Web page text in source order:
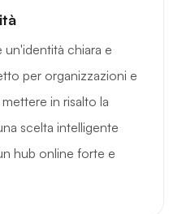
chiara e
per organizzazioni e
in risalto la
scelta intelligente
hub online forte e